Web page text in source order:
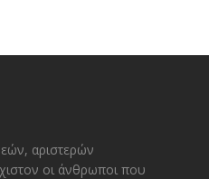
αριστερών
οι άνθρωποι που